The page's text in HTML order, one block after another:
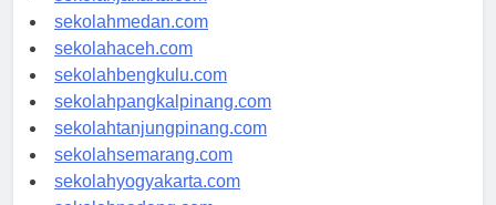
sekolahjakarta.com
sekolahmedan.com
sekolahaceh.com
sekolahbengkulu.com
sekolahpangkalpinang.com
sekolahtanjungpinang.com
sekolahsemarang.com
sekolahyogyakarta.com